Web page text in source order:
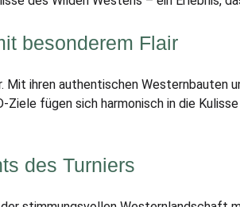
besonderem Flair
ihren authentischen Westernbauten
fügen sich harmonisch in die
des Turniers